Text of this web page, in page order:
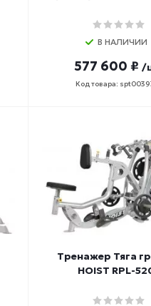
В НАЛИЧИИ
577 600 ₽ /
Код товара:
Тренажер Тяга
HOIST RPL-